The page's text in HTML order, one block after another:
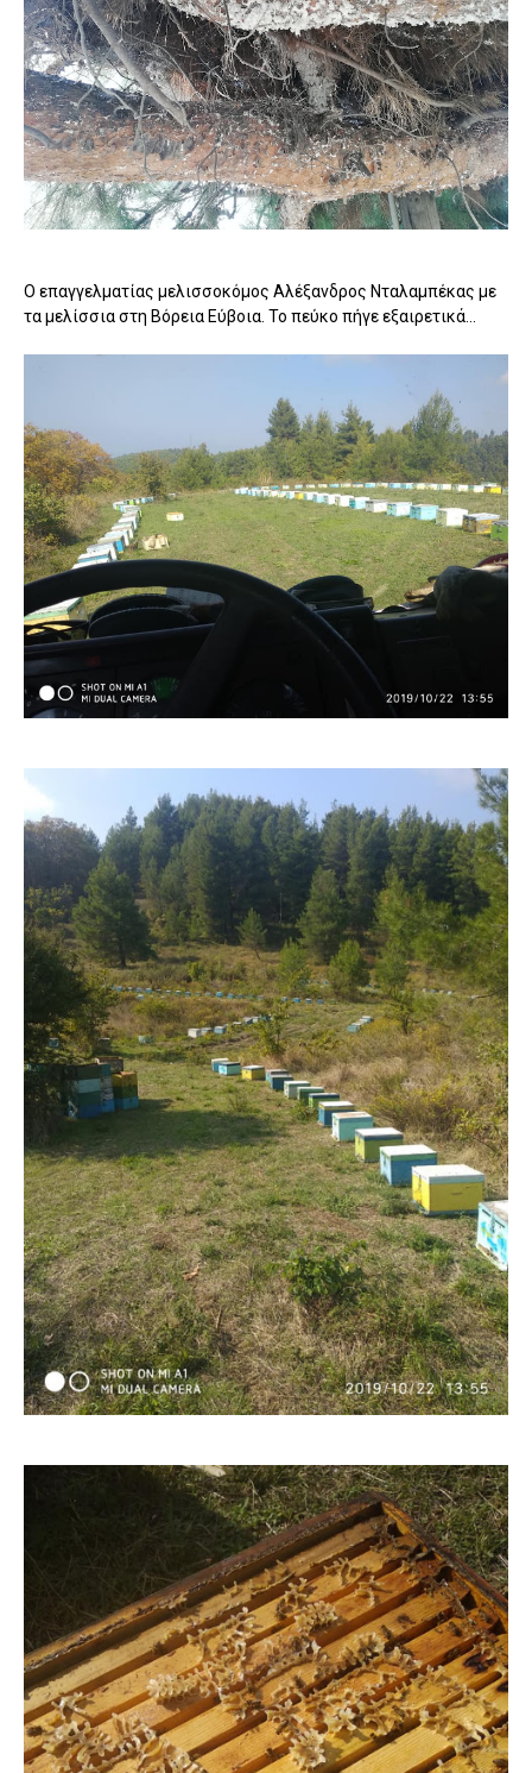
Ο επαγγελματίας μελισσοκόμος Αλέξανδρος Νταλαμπέκας με
τα μελίσσια στη Βόρεια Εύβοια. Το πεύκο πήγε εξαιρετικά...